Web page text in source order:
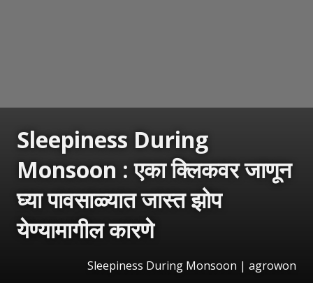
Sleepiness During
Monsoon : एका क्लिकवर जाणून
घ्या पावसाळ्यात जास्त झोप
येण्यामागील कारणे
Sleepiness During Monsoon | agrowon